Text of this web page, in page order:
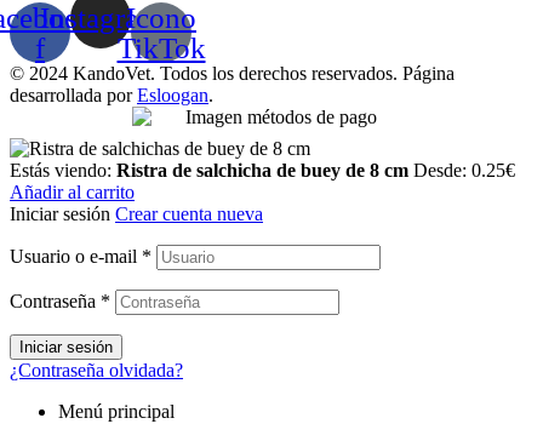
f
InstagramIcono
TikTok
© 2024 KandoVet. Todos los derechos reservados. Página
desarrollada porEsloogan.
Estás viendo: Ristra de salchicha de buey de 8 cm Desde: 0.25€
Añadir al carrito
Iniciar sesión Crear cuenta nueva
Usuario o e-mail *
Contraseña *
Iniciar sesión
¿Contraseña olvidada?
Menú principal